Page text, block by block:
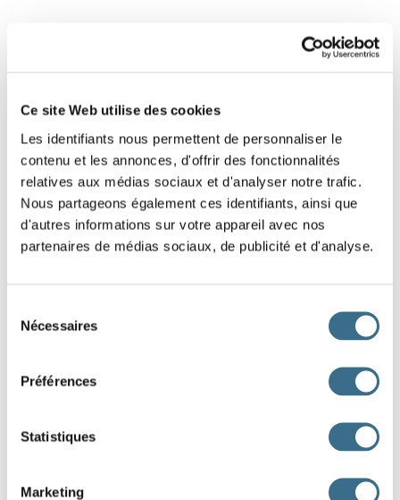
Ce site Web utilise des cookies
Les identifiants nous permettent de personnaliser le
contenu et les annonces, d'offrir des fonctionnalités
relatives aux médias sociaux et d'analyser notre trafic.
Nous partageons également ces identifiants, ainsi que
d'autres informations sur votre appareil avec nos
partenaires de médias sociaux, de publicité et d'analyse.
Nécessaires
Préférences
Statistiques
Marketing